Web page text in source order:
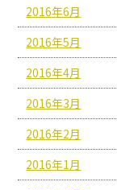
2016年6月
2016年5月
2016年4月
2016年3月
2016年2月
2016年1月